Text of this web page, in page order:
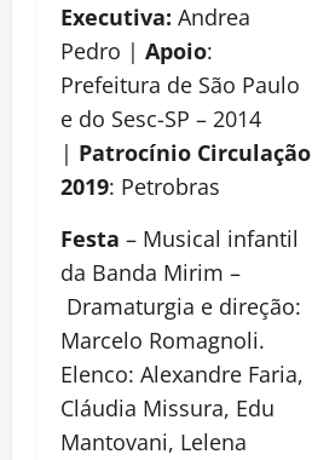
Executiva: Andrea
Pedro | Apoio:
Prefeitura de São Paulo
e do Sesc-SP – 2014
| Patrocínio Circulação
2019: Petrobras
Festa – Musical infantil
da Banda Mirim –
Dramaturgia e direção:
Marcelo Romagnoli.
Elenco: Alexandre Faria,
Cláudia Missura, Edu
Mantovani, Lelena